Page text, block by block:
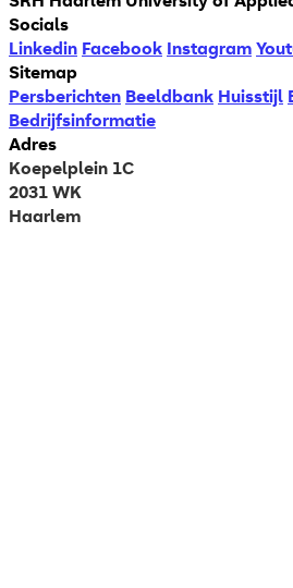
Socials
Linkedin Facebook Instagram
Sitemap
Persberichten Beeldbank Huisstijl
Bedrijfsinformatie
Adres
Koepelplein 1C
2031 WK
Haarlem